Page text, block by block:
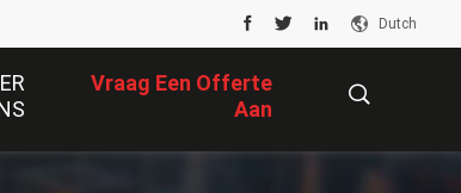
Dutch
Vraag Een Offerte
Aan